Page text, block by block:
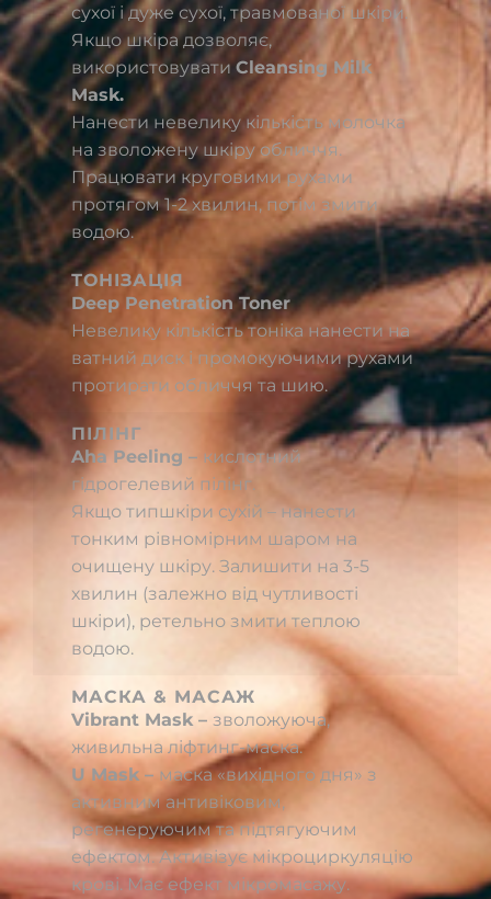
сухої і дуже сухої, травмованої шкіри.
Якщо шкіра дозволяє,
використовуватиCleansing Milk
Mask.
Нанести невелику кількість молочка
на зволожену шкіру обличчя.
Працювати круговими рухами
протягом 1-2 хвилин, потім змити
водою.
ТОНІЗАЦІЯ
Deep Penetration Toner
Невелику кількість тоніка нанести на
ватний диск і промокуючими рухами
протирати обличчя та шию.
ПІЛІНГ
Aha Peeling – кислотний
гідрогелевий пілінг.
Якщо типшкіри сухій – нанести
тонким рівномірним шаром на
очищену шкіру. Залишити на 3-5
хвилин (залежно від чутливості
шкіри), ретельно змити теплою
водою.
МАСКА & МАСАЖ
Vibrant Mask – зволожуюча,
живильна ліфтинг-маска.
U Mask – маска «вихідного дня» з
активним антивіковим,
регенеруючим та підтягуючим
ефектом. Активізує мікроциркуляцію
крові. Має ефект мікромасажу.